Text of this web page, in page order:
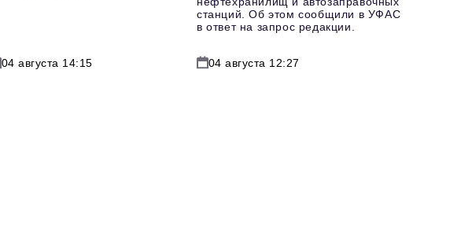
04 августа 14:15
станций. Об этом сообщили в УФАС
в ответ на запрос редакции.
04 августа 12:27